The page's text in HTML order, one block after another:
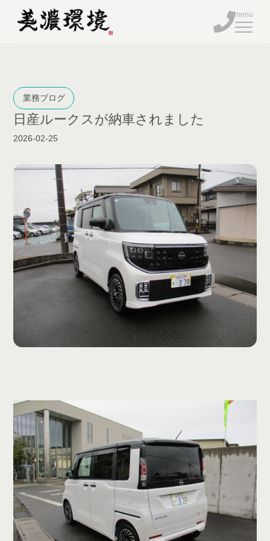
BUSINESS
FACILITY
BLOG
TEL
ENTRY
業務ブログ
日産ルークスが納車されました
2026-02-25